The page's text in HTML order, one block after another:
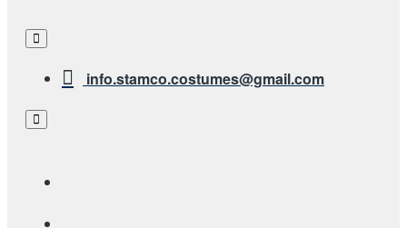
info.stamco.costumes@gmail.com